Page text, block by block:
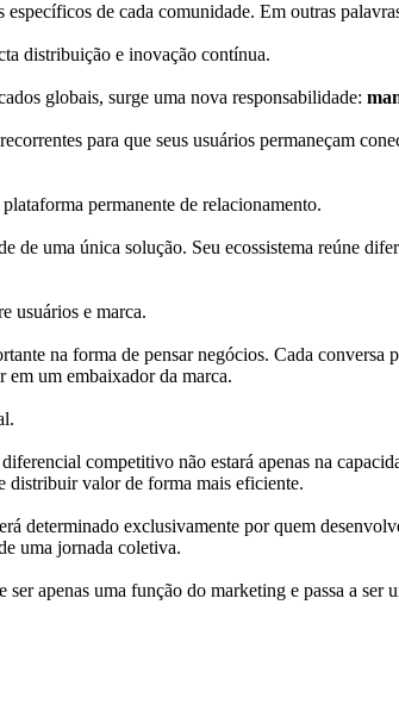
de cada comunidade. Em outras
distribuição e inovação contínua.
globais, surge uma nova responsabilidade:
para que seus usuários permaneçam
permanente de relacionamento.
de uma única solução. Seu ecossistema reúne
usuários e marca.
na forma de pensar negócios. Cada conversa
em um embaixador da marca.
competitivo não estará apenas na
distribuir valor de forma mais eficiente.
determinado exclusivamente por quem
uma jornada coletiva.
apenas uma função do marketing e passa a ser